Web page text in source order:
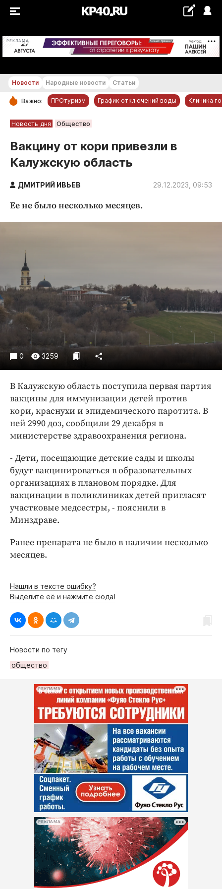
РЕКЛАМА +18...+19 °С
РУБРИКИ
Новости компаний
Статьи
Народные новости
Авто и транспорт
Образование
Общество
Праздники
Происшествия
Спорт
Экономика и бизнес
ПРОЕКТЫ
Блоги
Издания
Медиаперсона
Клиника года
Бренд года
Работодатель года
Новости Народные новости Статьи
Важно: ПРОтуризм График отключений воды Клиника
Новость дня Общество
Вакцину от кори привезли в
Калужскую область
ДМИТРИЙ ИВЬЕВ 29.12.2023, 09:53
Ее не было несколько месяцев.
0 3259
В Калужскую область поступила первая партия
вакцины для иммунизации детей против
кори, краснухи и эпидемического паротита. В
ней 2990 доз, сообщили 29 декабря в
министерстве здравоохранения региона.
- Дети, посещающие детские сады и школы
будут вакцинироваться в образовательных
организациях в плановом порядке. Для
вакцинации в поликлиниках детей пригласят
участковые медсестры, - пояснили в
Минздраве.
Ранее препарата не было в наличии несколько
месяцев.
Нашли в тексте ошибку?
Выделите её и нажмите сюда!
Новости по тегу
общество
РЕКЛАМА
РЕКЛАМА